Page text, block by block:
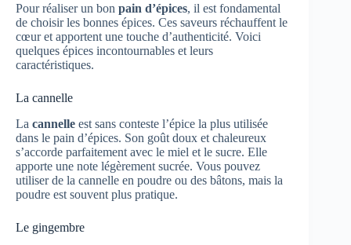
Pour réaliser un bon pain d’épices, il est fondamental
de choisir les bonnes épices. Ces saveurs réchauffent le
cœur et apportent une touche d’authenticité. Voici
quelques épices incontournables et leurs
caractéristiques.
La cannelle
La cannelle est sans conteste l’épice la plus utilisée
dans le pain d’épices. Son goût doux et chaleureux
s’accorde parfaitement avec le miel et le sucre. Elle
apporte une note légèrement sucrée. Vous pouvez
utiliser de la cannelle en poudre ou des bâtons, mais la
poudre est souvent plus pratique.
Le gingembre